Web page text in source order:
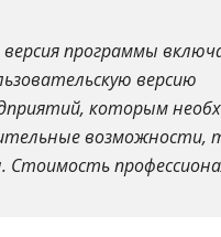
версия программы
версию
которым
возможности,